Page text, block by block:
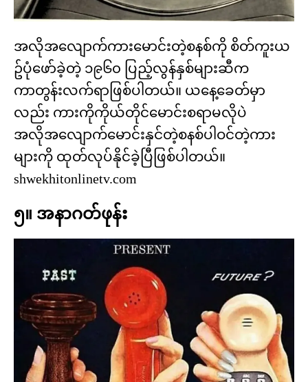
အလိုအလျောက်ကားမောင်းတဲ့စနစ်ကို စိတ်ကူးယ
ဥ်ပုံဖော်ခဲ့တဲ့ ၁၉၆၀ ပြည့်လွန်နှစ်များဆီက
ကာတွန်းလက်ရာဖြစ်ပါတယ်။ ယနေ့ခေတ်မှာ
လည်း ကားကိုကိုယ်တိုင်မောင်းစရာမလိုပဲ
အလိုအလျောက်မောင်းနှင်တဲ့စနစ်ပါဝင်တဲ့ကား
များကို ထုတ်လုပ်နိုင်ခဲ့ပြီဖြစ်ပါတယ်။
shwekhitonlinetv.com
၅။ အနာဂတ်ဖုန်း